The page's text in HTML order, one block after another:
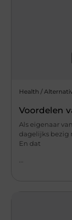
Health /
Voordelen
Als eigenaar
dagelijks bezig
En dat